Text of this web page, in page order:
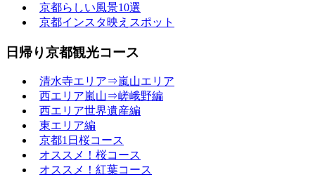
京都らしい風景10選
京都インスタ映えスポット
日帰り京都観光コース
清水寺エリア⇒嵐山エリア
西エリア嵐山⇒嵯峨野編
西エリア世界遺産編
東エリア編
京都1日桜コース
オススメ！桜コース
オススメ！紅葉コース